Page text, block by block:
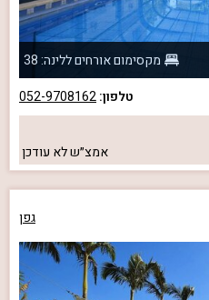
מקסימום אורחים ללינה: 38
טלפון:052-9708162
אמצ״שלא עודכן
גפן